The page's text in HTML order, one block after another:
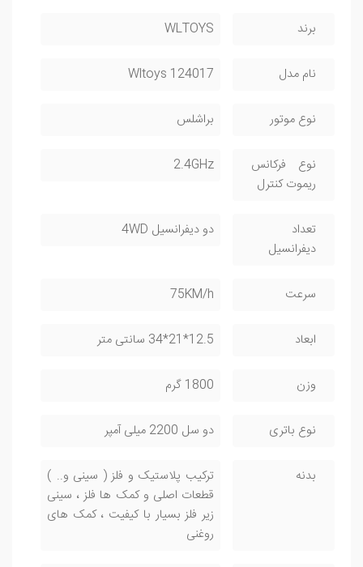
برند WLTOYS
نام مدل Wltoys 124017
نوع موتور براشلس
نوع فرکانس
ریموت کنترل
2.4GHz
تعداد
دیفرانسیل
دو دیفرانسیل 4WD
سرعت 75KM/h
ابعاد 12.5*21*34 سانتی متر
وزن 1800 گرم
نوع باتری دو سل 2200 میلی آمپر
بدنه
ترکیب پلاستیک و فلز ( سینی و.. )
قطعات اصلی و کمک ها فلز ، سینی
زیر فلز بسیار با کیفیت ، کمک های
روغنی